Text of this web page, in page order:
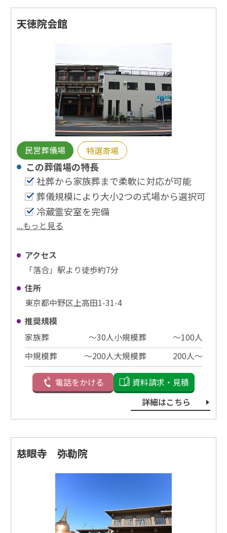
天徳院会館
民営葬儀場 特選斎場
この葬儀場の特⻑
社葬から家族葬まで柔軟に対応が可能
葬儀規模により大小2つの式場から選択可
冷蔵霊安室を完備
...もっと見る
アクセス
「落合」駅より徒歩約7分
住所
東京都中野区上高田1-31-4
推奨規模
家族葬
〜30⼈小規模葬
〜100⼈
中規模葬
〜200⼈大規模葬 200⼈〜
電話をかける
資料請求・見積
詳細はこちら
慈眼寺 弥勒院